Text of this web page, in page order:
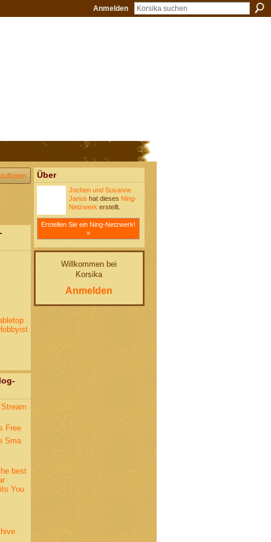
Anmelden
Free
Sma
best
You
Über
Jochen und Susanne
Janus hat dieses Ning-
Netzwerk erstellt.
Erstellen Sie ein Ning-Netzwerk!
»
Willkommen bei
Korsika
Anmelden